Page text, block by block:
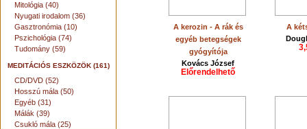
Mitológia (40)
Nyugati irodalom (36)
Gasztronómia (10)
Pszichológia (74)
Tudomány (59)
MEDITÁCIÓS ESZKÖZÖK (161)
CD/DVD (52)
Hosszú mála (50)
Egyéb (31)
Málák (39)
Csukló mála (25)
A kerozin - A rák és
egyéb betegségek
gyógyítója
Kovács József
Előrendelhető
A